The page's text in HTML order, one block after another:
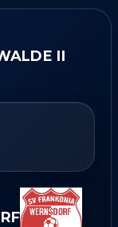
II